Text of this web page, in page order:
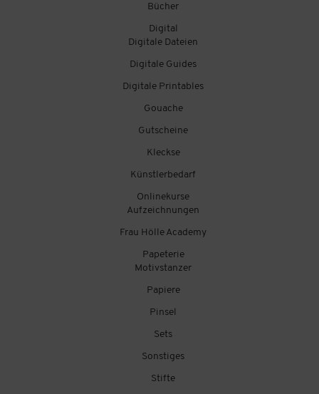
Bücher
Digital
Digitale Dateien
Digitale Guides
Digitale Printables
Gouache
Gutscheine
Kleckse
Künstlerbedarf
Onlinekurse
Aufzeichnungen
Frau Hölle Academy
Papeterie
Motivstanzer
Papiere
Pinsel
Sets
Sonstiges
Stifte